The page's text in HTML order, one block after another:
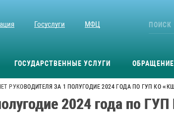
Госуслуги МФЦ
ГОСУДАРСТВЕННЫЕ УСЛУГИ
РУКОВОДИТЕЛЯ ЗА 1 ПОЛУГОДИЕ 2024 ГОДА ПО ГУП КО
2024 года по